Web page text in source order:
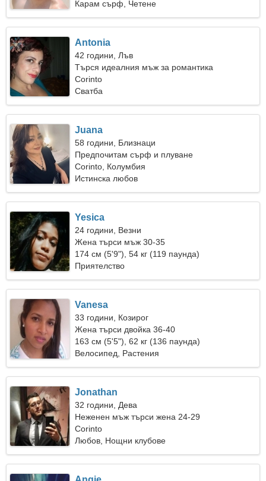
Карам сърф, Четене
Antonia
42 години, Лъв
Търся идеалния мъж за романтика
Corinto
Сватба
Juana
58 години, Близнаци
Предпочитам сърф и плуване
Corinto, Колумбия
Истинска любов
Yesica
24 години, Везни
Жена търси мъж 30-35
174 см (5'9"), 54 кг (119 паунда)
Приятелство
Vanesa
33 години, Козирог
Жена търси двойка 36-40
163 см (5'5"), 62 кг (136 паунда)
Велосипед, Растения
Jonathan
32 години, Дева
Неженен мъж търси жена 24-29
Corinto
Любов, Нощни клубове